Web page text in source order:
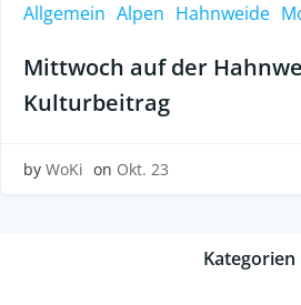
Allgemein Alpen Hahnweide
Mittwoch auf der
Kulturbeitrag
by WoKi on Okt. 23
Kategorien